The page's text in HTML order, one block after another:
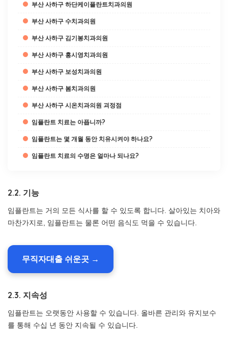
부산 사하구 하단케이플란트치과의원
부산 사하구 수치과의원
부산 사하구 김기봉치과의원
부산 사하구 홍시영치과의원
부산 사하구 보성치과의원
부산 사하구 봄치과의원
부산 사하구 시온치과의원 괴정점
임플란트 치료는 아픕니까?
임플란트는 몇 개월 동안 치유시켜야 하나요?
임플란트 치료의 수명은 얼마나 되나요?
2.2. 기능
임플란트는 거의 모든 식사를 할 수 있도록 합니다. 살아있는 치아와
마찬가지로, 임플란트는 물론 어떤 음식도 먹을 수 있습니다.
무직자대출 쉬운곳 →
2.3. 지속성
임플란트는 오랫동안 사용할 수 있습니다. 올바른 관리와 유지보수
를 통해 수십 년 동안 지속될 수 있습니다.